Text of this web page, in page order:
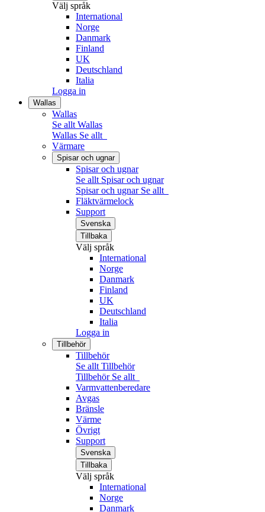
Välj språk
International
Norge
Danmark
Finland
UK
Deutschland
Italia
Logga in
Wallas
Wallas
Se allt Wallas
Wallas Se allt
Värmare
Spisar och ugnar
Spisar och ugnar
Se allt Spisar och ugnar
Spisar och ugnar Se allt
Fläktvärmelock
Support
Svenska
Tillbaka
Välj språk
International
Norge
Danmark
Finland
UK
Deutschland
Italia
Logga in
Tillbehör
Tillbehör
Se allt Tillbehör
Tillbehör Se allt
Varmvattenberedare
Avgas
Bränsle
Värme
Övrigt
Support
Svenska
Tillbaka
Välj språk
International
Norge
Danmark